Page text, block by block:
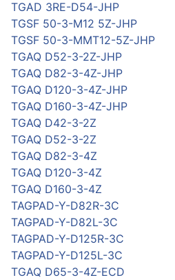
TGAD 3RE-D54-JHP
TGSF 50-3-M12 5Z-JHP
TGSF 50-3-MMT12-5Z-JHP
TGAQ D52-3-2Z-JHP
TGAQ D82-3-4Z-JHP
TGAQ D120-3-4Z-JHP
TGAQ D160-3-4Z-JHP
TGAQ D42-3-2Z
TGAQ D52-3-2Z
TGAQ D82-3-4Z
TGAQ D120-3-4Z
TGAQ D160-3-4Z
TAGPAD-Y-D82R-3C
TAGPAD-Y-D82L-3C
TAGPAD-Y-D125R-3C
TAGPAD-Y-D125L-3C
TGAQ D65-3-4Z-ECD